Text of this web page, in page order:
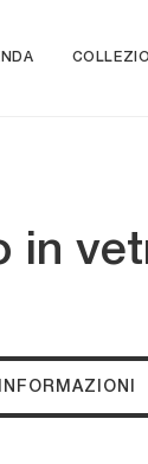
in